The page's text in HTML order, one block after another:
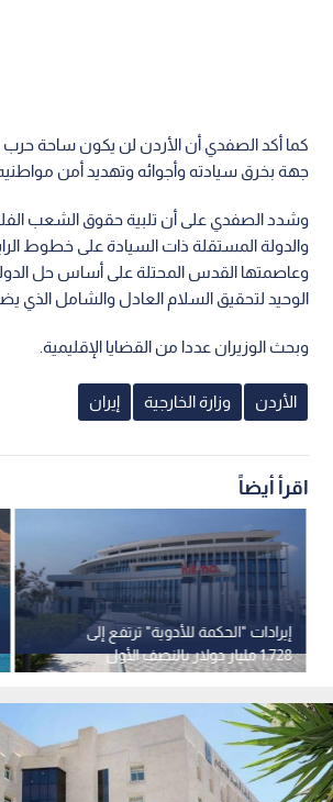
كما أكد الصفدي أن الأردن لن يكون ساحة حرب
جهة بخرق سيادته وأجوائه وتهديد أمن
وشدد الصفدي على أن تلبية حقوق الشعب
وعاصمتها القدس المحتلة على أساس حل
الوحيد لتحقيق السلام العادل والشامل الذي
وبحث الوزيران عددا من القضايا الإقليمية.
الأردن وزارة الخارجية إيران
اقرأ أيضاً
إيرادات "الحكمة للأدوية" ترتفع إلى
1.728 مليار دولار بالنصف الأول